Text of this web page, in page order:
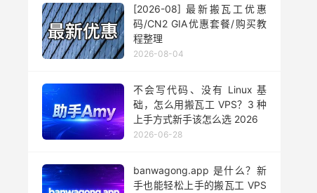
[2026-08] 最新搬瓦工优惠
码/CN2 GIA优惠套餐/购买教
程整理
2026-08-04
不会写代码、没有 Linux 基
础，怎么用搬瓦工 VPS？3 种
上手方式新手该怎么选 2026
2026-06-28
banwagong.app 是什么？新
手也能轻松上手的搬瓦工 VPS